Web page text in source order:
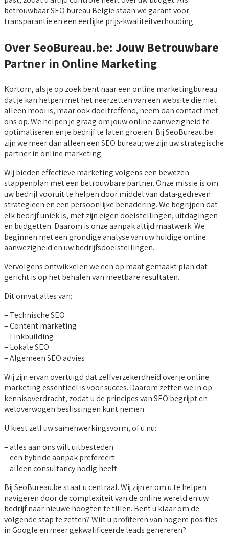
betrouwbaar SEO bureau België staan we garant voor
transparantie en een eerlijke prijs-kwaliteitverhouding.
Over SeoBureau.be: Jouw Betrouwbare
Partner in Online Marketing
Kortom, als je op zoek bent naar een online marketingbureau
dat je kan helpen met het neerzetten van een website die niet
alleen mooi is, maar ook doeltreffend, neem dan contact met
ons op. We helpen je graag om jouw online aanwezigheid te
optimaliseren en je bedrijf te laten groeien. Bij SeoBureau.be
zijn we meer dan alleen een SEO bureau; we zijn uw strategische
partner in online marketing.
Wij bieden effectieve marketing volgens een bewezen
stappenplan met een betrouwbare partner. Onze missie is om
uw bedrijf vooruit te helpen door middel van data-gedreven
strategieën en een persoonlijke benadering. We begrijpen dat
elk bedrijf uniek is, met zijn eigen doelstellingen, uitdagingen
en budgetten. Daarom is onze aanpak altijd maatwerk. We
beginnen met een grondige analyse van uw huidige online
aanwezigheid en uw bedrijfsdoelstellingen.
Vervolgens ontwikkelen we een op maat gemaakt plan dat
gericht is op het behalen van meetbare resultaten.
Dit omvat alles van:
– Technische SEO
– Content marketing
– Linkbuilding
– Lokale SEO
– Algemeen SEO advies
Wij zijn ervan overtuigd dat zelfverzekerdheid over je online
marketing essentieel is voor succes. Daarom zetten we in op
kennisoverdracht, zodat u de principes van SEO begrijpt en
weloverwogen beslissingen kunt nemen.
U kiest zelf uw samenwerkingsvorm, of u nu:
– alles aan ons wilt uitbesteden
– een hybride aanpak prefereert
– alleen consultancy nodig heeft
Bij SeoBureau.be staat u centraal. Wij zijn er om u te helpen
navigeren door de complexiteit van de online wereld en uw
bedrijf naar nieuwe hoogten te tillen. Bent u klaar om de
volgende stap te zetten? Wilt u profiteren van hogere posities
in Google en meer gekwalificeerde leads genereren?